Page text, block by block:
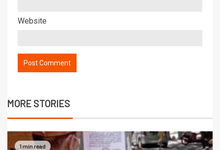
Website
MORE STORIES
1 min read